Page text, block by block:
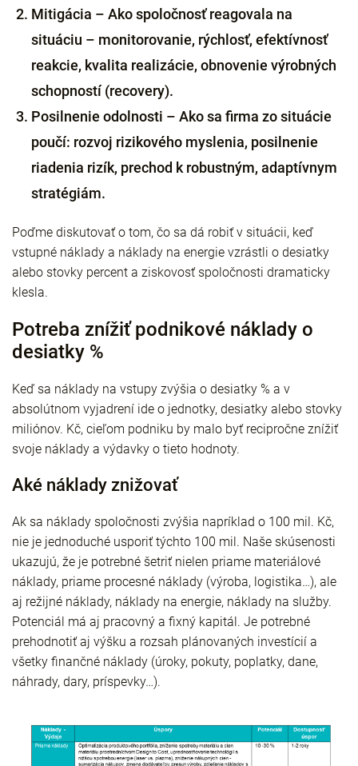
Mitigácia – Ako spoločnosť reagovala na
situáciu – monitorovanie, rýchlosť, efektívnosť
reakcie, kvalita realizácie, obnovenie výrobných
schopností (recovery).
Posilnenie odolnosti – Ako sa firma zo situácie
poučí: rozvoj rizikového myslenia, posilnenie
riadenia rizík, prechod k robustným, adaptívnym
stratégiám.
Poďme diskutovať o tom, čo sa dá robiť v situácii, keď
vstupné náklady a náklady na energie vzrástli o desiatky
alebo stovky percent a ziskovosť spoločnosti dramaticky
klesla.
Potreba znížiť podnikové náklady o
desiatky %
Keď sa náklady na vstupy zvýšia o desiatky % a v
absolútnom vyjadrení ide o jednotky, desiatky alebo stovky
miliónov. Kč, cieľom podniku by malo byť recipročne znížiť
svoje náklady a výdavky o tieto hodnoty.
Aké náklady znižovať
Ak sa náklady spoločnosti zvýšia napríklad o 100 mil. Kč,
nie je jednoduché usporiť týchto 100 mil. Naše skúsenosti
ukazujú, že je potrebné šetriť nielen priame materiálové
náklady, priame procesné náklady (výroba, logistika…), ale
aj režijné náklady, náklady na energie, náklady na služby.
Potenciál má aj pracovný a fixný kapitál. Je potrebné
prehodnotiť aj výšku a rozsah plánovaných investícií a
všetky finančné náklady (úroky, pokuty, poplatky, dane,
náhrady, dary, príspevky…).